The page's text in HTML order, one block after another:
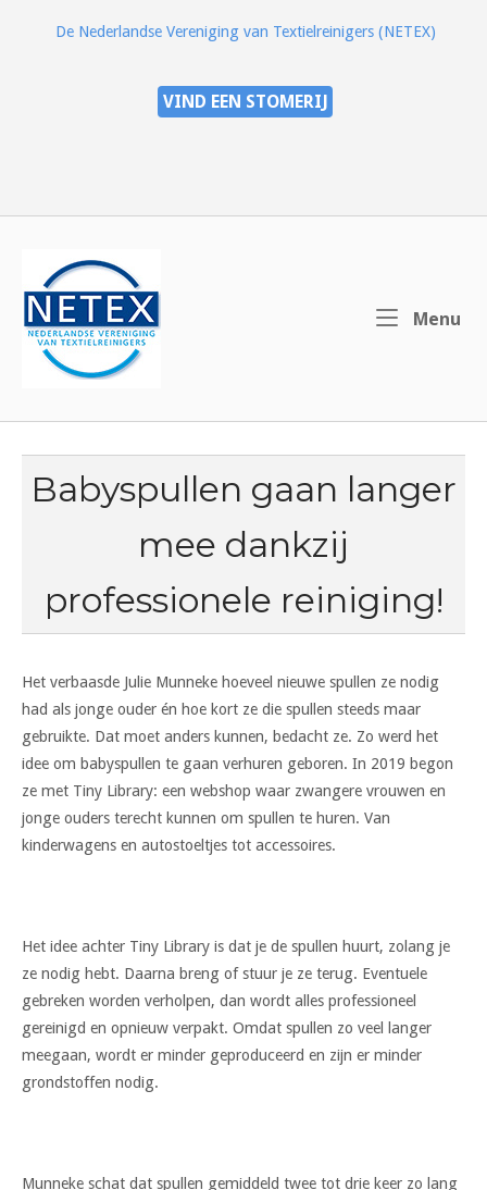
De Nederlandse Vereniging van Textielreinigers (NETEX)
VIND EEN STOMERIJ
Menu
Babyspullen gaan langer
mee dankzij
professionele reiniging!
Het verbaasde Julie Munneke hoeveel nieuwe spullen ze nodig
had als jonge ouder én hoe kort ze die spullen steeds maar
gebruikte. Dat moet anders kunnen, bedacht ze. Zo werd het
idee om babyspullen te gaan verhuren geboren. In 2019 begon
ze met Tiny Library: een webshop waar zwangere vrouwen en
jonge ouders terecht kunnen om spullen te huren. Van
kinderwagens en autostoeltjes tot accessoires.
Het idee achter Tiny Library is dat je de spullen huurt, zolang je
ze nodig hebt. Daarna breng of stuur je ze terug. Eventuele
gebreken worden verholpen, dan wordt alles professioneel
gereinigd en opnieuw verpakt. Omdat spullen zo veel langer
meegaan, wordt er minder geproduceerd en zijn er minder
grondstoffen nodig.
Munneke schat dat spullen gemiddeld twee tot drie keer zo lang